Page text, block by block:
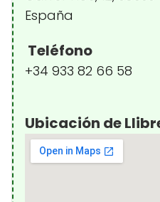
España
Teléfono
+34 933 82 66 58
Ubicación de